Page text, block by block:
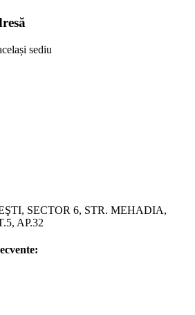
sediu
SECTOR 6, STR. MEHADIA,
AP.32